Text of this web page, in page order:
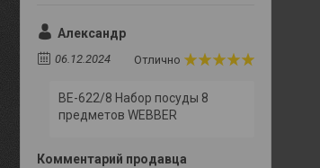
Александр
06.12.2024 Отлично
BE-622/8 Набор посуды 8
предметов WEBBER
Комментарий продавца